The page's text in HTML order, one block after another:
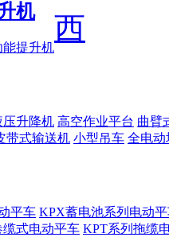
机
能提升机
压升降机 高空作业平台 曲臂
带式输送机 小型吊车 全电动
平车 KPX蓄电池系列电动
缆式电动平车 KPT系列拖缆
西